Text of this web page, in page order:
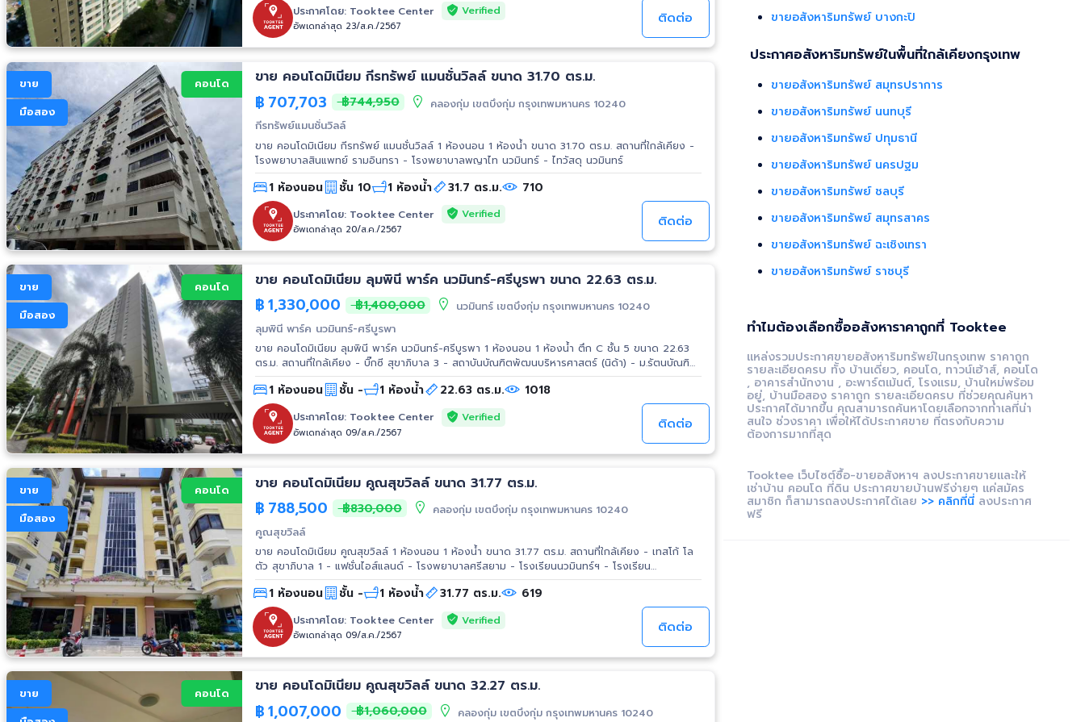
ประกาศโดย: Tooktee Center Verified
อัพเดทล่าสุด 23/ส.ค./2567 ติดต่อ
ขาย
มือสอง
คอนโด ขาย คอนโดมิเนียม กีรทรัพย์ แมนชั่นวิลล์ ขนาด 31.70 ตร.ม.
฿ 707,703 ฿744,950 คลองกุ่ม เขตบึงกุ่ม กรุงเทพมหานคร 10240
กีรทรัพย์แมนชั่นวิลล์
ขาย คอนโดมิเนียม กีรทรัพย์ แมนชั่นวิลล์ 1 ห้องนอน 1 ห้องน้ำ ขนาด 31.70 ตร.ม. สถานที่ใกล้เคียง -
โรงพยาบาลสินแพทย์ รามอินทรา - โรงพยาบาลพญาไท นวมินทร์ - ไทวัสดุ นวมินทร์
1 ห้องนอน ชั้น 10 1 ห้องน้ำ 31.7 ตร.ม. 710
ประกาศโดย: Tooktee Center Verified
อัพเดทล่าสุด 20/ส.ค./2567 ติดต่อ
ขาย
มือสอง
คอนโด ขาย คอนโดมิเนียม ลุมพินี พาร์ค นวมินทร์-ศรีบูรพา ขนาด 22.63 ตร.ม.
฿1,330,000 ฿1,400,000 นวมินทร์ เขตบึงกุ่ม กรุงเทพมหานคร 10240
ลุมพินี พาร์ค นวมินทร์-ศรีบูรพา
ขาย คอนโดมิเนียม ลุมพินี พาร์ค นวมินทร์-ศรีบูรพา 1 ห้องนอน 1 ห้องน้ำ ตึก C ชั้น 5 ขนาด 22.63
ตร.ม. สถานที่ใกล้เคียง - บิ๊กซี สุขาภิบาล 3 - สถาบันบัณฑิตพัฒนบริหารศาสตร์ (นิด้า) - ม.รัตนบัณฑิต
- แฟชั่นไอส์แลนด์ - เดอะมอลล์ บางกะปิ - เทสโก้ โลตัส บางกะปิ - รพ.พญาไท นวมินทร์ การเดินทาง
- ซ.นวมินทร์ 38 - ถ.นวมินทร์
1 ห้องนอน ชั้น - 1 ห้องน้ำ 22.63 ตร.ม. 1018
ประกาศโดย: Tooktee Center Verified
อัพเดทล่าสุด 09/ส.ค./2567 ติดต่อ
ขาย
มือสอง
คอนโด ขาย คอนโดมิเนียม คูณสุขวิลล์ ขนาด 31.77 ตร.ม.
฿ 788,500 ฿830,000 คลองกุ่ม เขตบึงกุ่ม กรุงเทพมหานคร 10240
คูณสุขวิลล์
ขาย คอนโดมิเนียม คูณสุขวิลล์ 1 ห้องนอน 1 ห้องน้ำ ขนาด 31.77 ตร.ม. สถานที่ใกล้เคียง - เทสโก้ โล
ตัว สุขาภิบาล 1 - แฟชั่นไอส์แลนด์ - โรงพยาบาลศรีสยาม - โรงเรียนนวมินทร์ฯ - โรงเรียน
บดินทรเดชา 2
1 ห้องนอน ชั้น - 1 ห้องน้ำ 31.77 ตร.ม. 619
ประกาศโดย: Tooktee Center Verified
อัพเดทล่าสุด 09/ส.ค./2567 ติดต่อ
ขาย
คอนโด ขาย คอนโดมิเนียม คูณสุขวิลล์ ขนาด 32.27 ตร.ม.
฿1,007,000 ฿1,060,000 คลองกุ่ม เขตบึงกุ่ม กรุงเทพมหานคร 10240
ขายอสังหาริมทรัพย์ บางกะปิ
ประกาศอสังหาริมทรัพย์ในพื้นที่ใกล้เคียงกรุงเทพ
ขายอสังหาริมทรัพย์ สมุทรปราการ
ขายอสังหาริมทรัพย์ นนทบุรี
ขายอสังหาริมทรัพย์ ปทุมธานี
ขายอสังหาริมทรัพย์ นครปฐม
ขายอสังหาริมทรัพย์ ชลบุรี
ขายอสังหาริมทรัพย์ สมุทรสาคร
ขายอสังหาริมทรัพย์ ฉะเชิงเทรา
ขายอสังหาริมทรัพย์ ราชบุรี
ทำไมต้องเลือกซื้ออสังหาราคาถูกที่ Tooktee
แหล่งรวมประกาศขายอสังหาริมทรัพย์ในกรุงเทพ ราคาถูก
รายละเอียดครบ ทั้ง บ้านเดี่ยว, คอนโด, ทาวน์เฮ้าส์, คอนโด
, อาคารสำนักงาน , อะพาร์ตเม้นต์, โรงแรม, บ้านใหม่พร้อม
อยู่, บ้านมือสอง ราคาถูก รายละเอียดครบ ที่ช่วยคุณค้นหา
ประกาศได้มากขึ้น คุณสามารถค้นหาโดยเลือกจากทำเลที่น่า
สนใจ ช่วงราคา เพื่อให้ได้ประกาศขาย ที่ตรงกับความ
ต้องการมากที่สุด
Tooktee เว็บไซต์ซื้อ-ขายอสังหาฯ ลงประกาศขายและให้
เช่าบ้าน คอนโด ที่ดิน ประกาศขายบ้านฟรีง่ายๆ แค่สมัคร
สมาชิก ก็สามารถลงประกาศได้เลย >> คลิกที่นี่ ลงประกาศ
ฟรี